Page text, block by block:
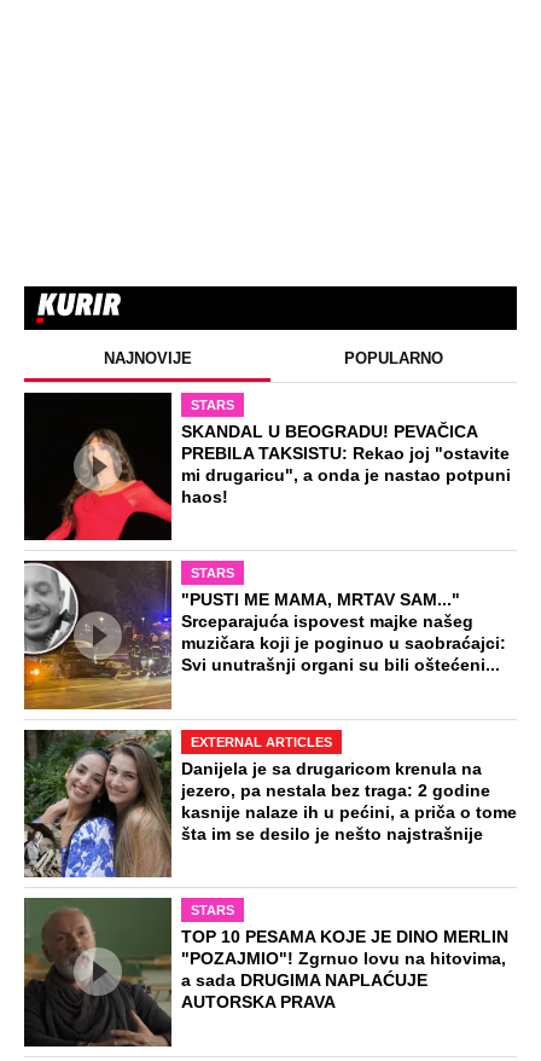
NAJNOVIJE POPULARNO
STARS
SKANDAL U BEOGRADU! PEVAČICA
PREBILA TAKSISTU: Rekao joj "ostavite
mi drugaricu", a onda je nastao potpuni
haos!
STARS
"PUSTI ME MAMA, MRTAV SAM..."
Srceparajuća ispovest majke našeg
muzičara koji je poginuo u saobraćajci:
Svi unutrašnji organi su bili oštećeni...
EXTERNAL ARTICLES
Danijela je sa drugaricom krenula na
jezero, pa nestala bez traga: 2 godine
kasnije nalaze ih u pećini, a priča o tome
šta im se desilo je nešto najstrašnije
STARS
TOP 10 PESAMA KOJE JE DINO MERLIN
"POZAJMIO"! Zgrnuo lovu na hitovima,
a sada DRUGIMA NAPLAĆUJE
AUTORSKA PRAVA